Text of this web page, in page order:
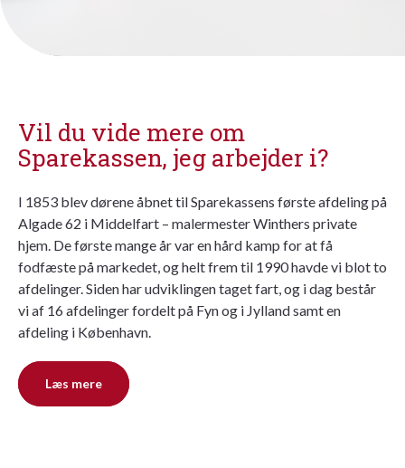
Vil du vide mere om
Sparekassen, jeg arbejder i?
I 1853 blev dørene åbnet til Sparekassens første afdeling på
Algade 62 i Middelfart – malermester Winthers private
hjem. De første mange år var en hård kamp for at få
fodfæste på markedet, og helt frem til 1990 havde vi blot to
afdelinger. Siden har udviklingen taget fart, og i dag består
vi af 16 afdelinger fordelt på Fyn og i Jylland samt en
afdeling i København.
Læs mere